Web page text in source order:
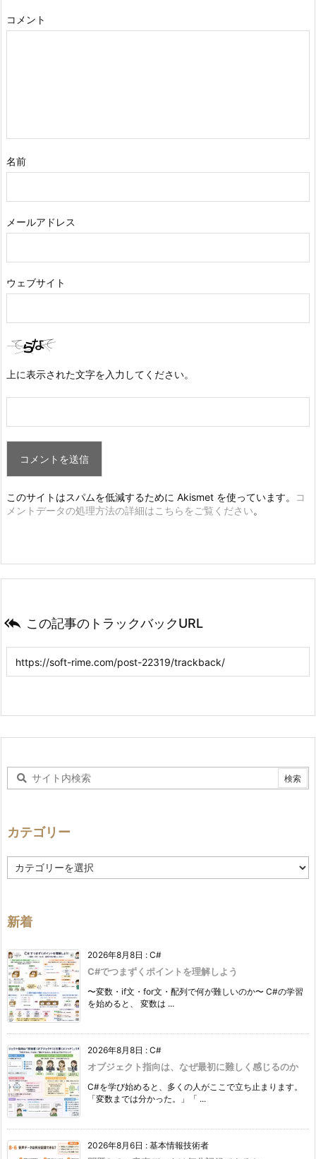
コメント
名前
メールアドレス
ウェブサイト
上に表示された文字を入力してください。
このサイトはスパムを低減するために Akismet を使っています。
コ
メントデータの処理方法の詳細はこちらをご覧ください。
 この記事のトラックバックURL
カテゴリー
テ
ー
新着
2026年8月8日 : C#
C#でつまずくポイントを理解しよう
〜変数・if文・for文・配列で何が難しいのか〜 C#の学習
を始めると、 変数は ...
2026年8月8日 : C#
オブジェクト指向は、なぜ最初に難しく感じるのか
C#を学び始めると、多くの人がここで立ち止まります。
「変数までは分かった。」「 ...
2026年8月6日 : 基本情報技術者